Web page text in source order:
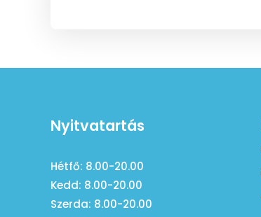
Nyitvatartás
Hétfő: 8.00-20.00
Kedd: 8.00-20.00
Szerda: 8.00-20.00